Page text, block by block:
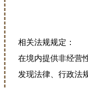
相关法规规定：
在境内提供非经营
发现法律、行政法